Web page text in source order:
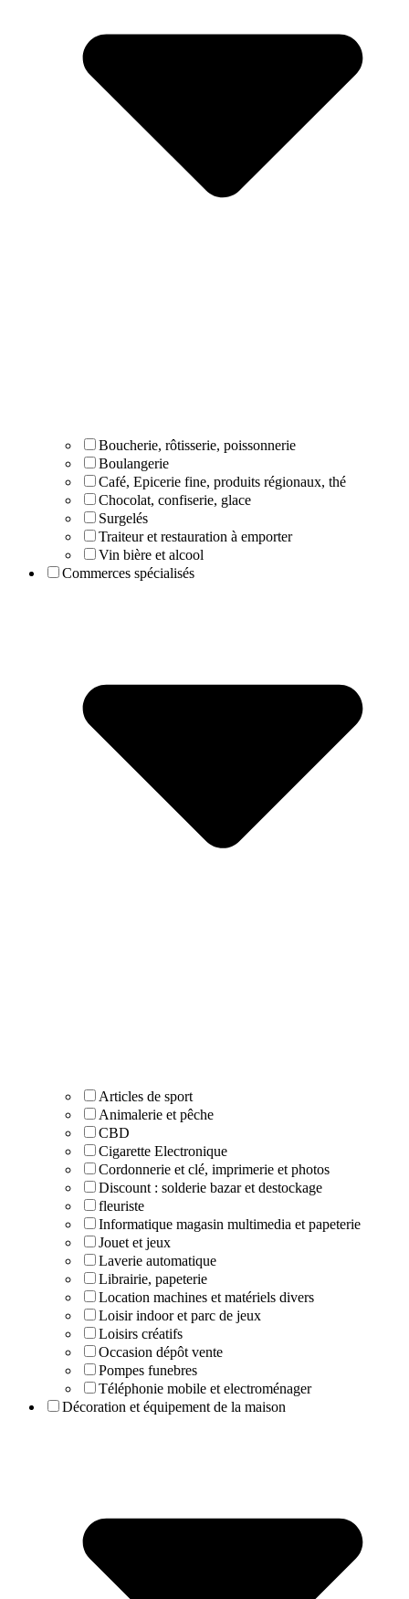
Boucherie, rôtisserie, poissonnerie
Boulangerie
Café, Epicerie fine, produits régionaux, thé
Chocolat, confiserie, glace
Surgelés
Traiteur et restauration à emporter
Vin bière et alcool
Commerces spécialisés
Articles de sport
Animalerie et pêche
CBD
Cigarette Electronique
Cordonnerie et clé, imprimerie et photos
Discount : solderie bazar et destockage
fleuriste
Informatique magasin multimedia et papeterie
Jouet et jeux
Laverie automatique
Librairie, papeterie
Location machines et matériels divers
Loisir indoor et parc de jeux
Loisirs créatifs
Occasion dépôt vente
Pompes funebres
Téléphonie mobile et electroménager
Décoration et équipement de la maison